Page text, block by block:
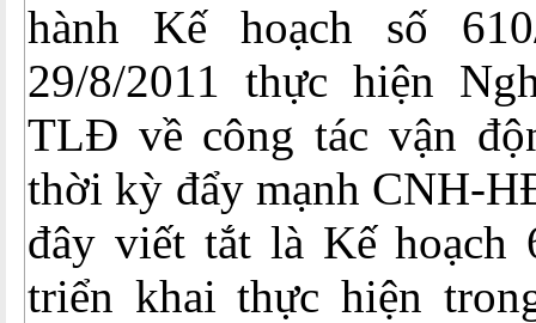
hành Kế hoạch số
29/8/2011 thực hiện
TLĐ về công tác vận
thời kỳ đẩy mạnh CNH-
đây viết tắt là Kế hoạch
triển khai thực hiện